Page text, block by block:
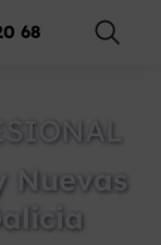
68
Nuevas